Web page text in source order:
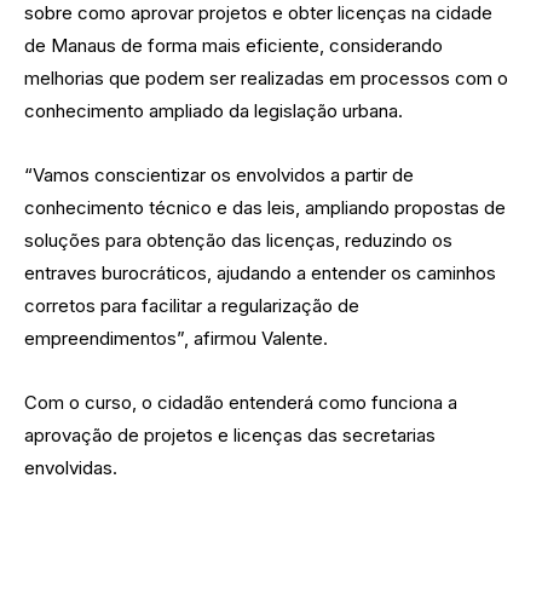
sobre como aprovar projetos e obter licenças na cidade
de Manaus de forma mais eficiente, considerando
melhorias que podem ser realizadas em processos com o
conhecimento ampliado da legislação urbana.
“Vamos conscientizar os envolvidos a partir de
conhecimento técnico e das leis, ampliando propostas de
soluções para obtenção das licenças, reduzindo os
entraves burocráticos, ajudando a entender os caminhos
corretos para facilitar a regularização de
empreendimentos”, afirmou Valente.
Com o curso, o cidadão entenderá como funciona a
aprovação de projetos e licenças das secretarias
envolvidas.